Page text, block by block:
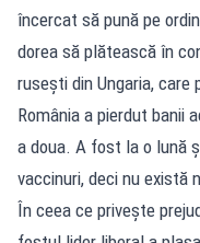
încercat să pună pe
dorea să plătească în
rusești din Ungaria,
România a pierdut banii
a doua. A fost la o lună
vaccinuri, deci nu există
În ceea ce privește